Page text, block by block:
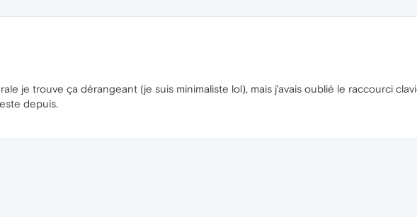
je trouve ça dérangeant (je suis minimaliste lol), mais j'avais oublié le raccourci
depuis.